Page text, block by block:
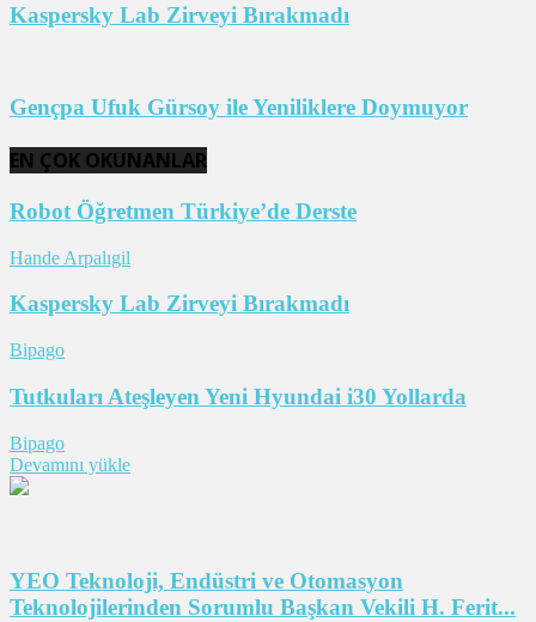
Kaspersky Lab Zirveyi Bırakmadı
Gençpa Ufuk Gürsoy ile Yeniliklere Doymuyor
EN ÇOK OKUNANLAR
Robot Öğretmen Türkiye’de Derste
Hande Arpalıgil
Kaspersky Lab Zirveyi Bırakmadı
Bipago
Tutkuları Ateşleyen Yeni Hyundai i30 Yollarda
Bipago
Devamını yükle
YEO Teknoloji, Endüstri ve Otomasyon
Teknolojilerinden Sorumlu Başkan Vekili H. Ferit...